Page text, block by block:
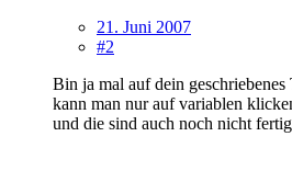
21. Juni 2007
#2
Bin ja mal auf dein
kann man nur auf variablen
und die sind auch noch nicht